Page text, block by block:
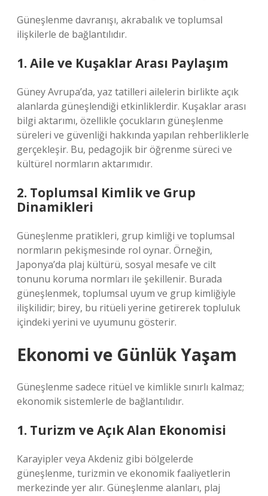
Güneşlenme davranışı, akrabalık ve toplumsal
ilişkilerle de bağlantılıdır.
1. Aile ve Kuşaklar Arası Paylaşım
Güney Avrupa’da, yaz tatilleri ailelerin birlikte açık
alanlarda güneşlendiği etkinliklerdir. Kuşaklar arası
bilgi aktarımı, özellikle çocukların güneşlenme
süreleri ve güvenliği hakkında yapılan rehberliklerle
gerçekleşir. Bu, pedagojik bir öğrenme süreci ve
kültürel normların aktarımıdır.
2. Toplumsal Kimlik ve Grup
Dinamikleri
Güneşlenme pratikleri, grup kimliği ve toplumsal
normların pekişmesinde rol oynar. Örneğin,
Japonya’da plaj kültürü, sosyal mesafe ve cilt
tonunu koruma normları ile şekillenir. Burada
güneşlenmek, toplumsal uyum ve grup kimliğiyle
ilişkilidir; birey, bu ritüeli yerine getirerek topluluk
içindeki yerini ve uyumunu gösterir.
Ekonomi ve Günlük Yaşam
Güneşlenme sadece ritüel ve kimlikle sınırlı kalmaz;
ekonomik sistemlerle de bağlantılıdır.
1. Turizm ve Açık Alan Ekonomisi
Karayipler veya Akdeniz gibi bölgelerde
güneşlenme, turizmin ve ekonomik faaliyetlerin
merkezinde yer alır. Güneşlenme alanları, plaj